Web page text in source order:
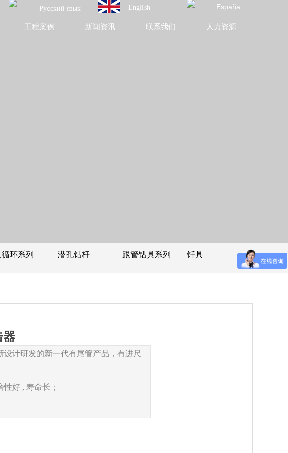
English
Русский язык España
工程案例 新闻资讯 联系我们 人力资源
循环系列 潜孔钻杆 跟管钻具系列 钎具
器
计研发的新一代有尾管产品，有进尺
好 , 寿命长；